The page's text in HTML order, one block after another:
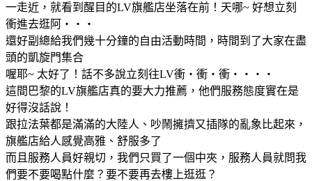
一走近，就看到醒目的LV旗艦店坐落在前！天哪~ 好想立刻
衝進去逛阿‧‧‧
還好副總給我們幾十分鐘的自由活動時間，時間到了大家在盡
頭的凱旋門集合
喔耶~ 太好了！話不多說立刻往LV衝‧衝‧衝‧‧‧‧
這間巴黎的LV旗艦店真的要大力推薦，他們服務態度實在是
好得沒話說！
跟拉法葉都是滿滿的大陸人、吵鬧擁擠又插隊的亂象比起來，
旗艦店給人感覺高雅、舒服多了
而且服務人員好親切，我們只買了一個中夾，服務人員就問我
們要不要喝點什麼？要不要再去樓上逛逛？